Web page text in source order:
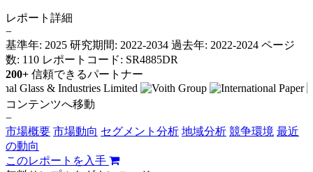
レポート詳細
−
基準年: 2025 研究期間: 2022-2034 過去年: 2022-2024 ページ
数: 110 レポートコード: SR4885DR
200+ 信頼できるパートナー
コンテンツへ移動
−
市場概要 市場動向 セグメント分析 地域分析 競争環境 最近
の動向
このレポートを入手